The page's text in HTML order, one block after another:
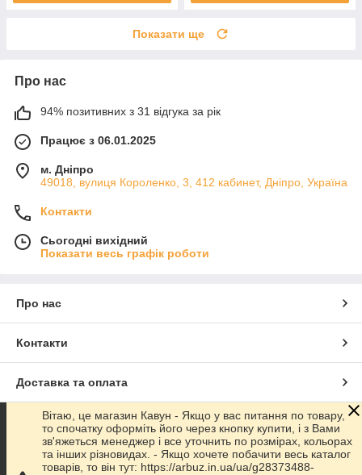
Показати ще
Про нас
94% позитивних з 31 відгука за рік
Працює з 06.01.2025
м. Дніпро
49018, вулиця Короленко, 3, 412 кабинет, Дніпро, Україна
Контакти
Сьогодні вихідний
Показати весь графік роботи
Про нас
Контакти
Доставка та оплата
Графік роботи
Повна версія сайту
Вітаю, це магазин Кавун - Якщо у вас питання по товару,
то спочатку оформіть його через кнопку купити, і з Вами
зв'яжеться менеджер і все уточнить по розмірах, кольорах
та інших різновидах. - Якщо хочете побачити весь каталог
товарів, то він тут: https://arbuz.in.ua/ua/g28373488-